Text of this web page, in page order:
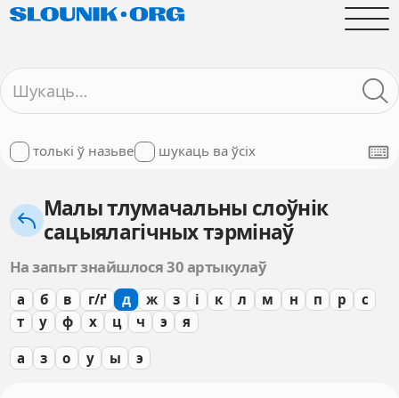
толькі ў назьве шукаць ва ўсіх
Малы тлумачальны слоўнік
сацыялагічных тэрмінаў
На запыт знайшлося 30 артыкулаў
а б в г/ґ д ж з і к л м н п р
с
т
у ф х ц ч э я
а з о у ы э